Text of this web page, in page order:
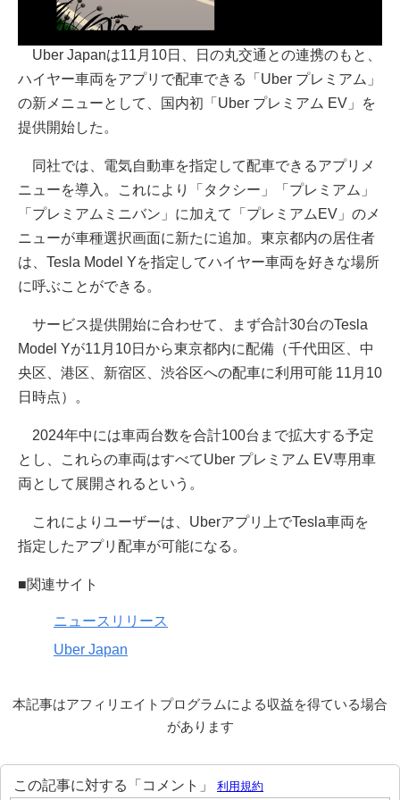
Uber Japanは11月10日、日の丸交通との連携のもと、
ハイヤー車両をアプリで配車できる「Uber プレミアム」
の新メニューとして、国内初「Uber プレミアム EV」を
提供開始した。
同社では、電気自動車を指定して配車できるアプリメ
ニューを導入。これにより「タクシー」「プレミアム」
「プレミアムミニバン」に加えて「プレミアムEV」のメ
ニューが車種選択画面に新たに追加。東京都内の居住者
は、Tesla Model Yを指定してハイヤー車両を好きな場所
に呼ぶことができる。
サービス提供開始に合わせて、まず合計30台のTesla
Model Yが11月10日から東京都内に配備（千代田区、中
央区、港区、新宿区、渋谷区への配車に利用可能 11月10
日時点）。
2024年中には車両台数を合計100台まで拡大する予定
とし、これらの車両はすべてUber プレミアム EV専用車
両として展開されるという。
これによりユーザーは、Uberアプリ上でTesla車両を
指定したアプリ配車が可能になる。
■関連サイト
ニュースリリース
Uber Japan
本記事はアフィリエイトプログラムによる収益を得ている場合
があります